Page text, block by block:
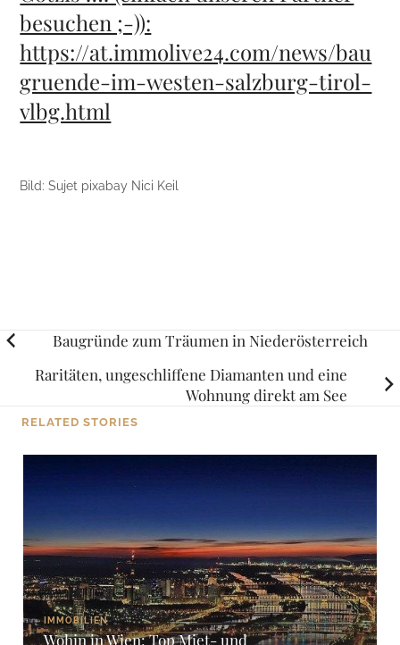
besuchen ;-)):
https://at.immolive24.com/news/bau
gruende-im-westen-salzburg-tirol-
vlbg.html
Bild: Sujet pixabay Nici Keil
Posts
navigation
Baugründe zum Träumen in Niederösterreich
Raritäten, ungeschliffene Diamanten und eine
Wohnung direkt am See
RELATED STORIES
IMMOBILIEN
Wohin in Wien: Top Miet- und